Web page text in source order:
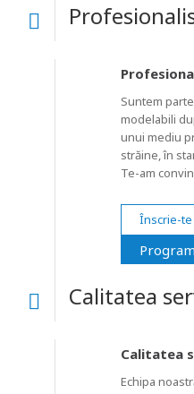
Suntem
modelabili
unui mediu
străine, în
Te-am
Înscrie-te
Calitatea
Calitatea
Echipa